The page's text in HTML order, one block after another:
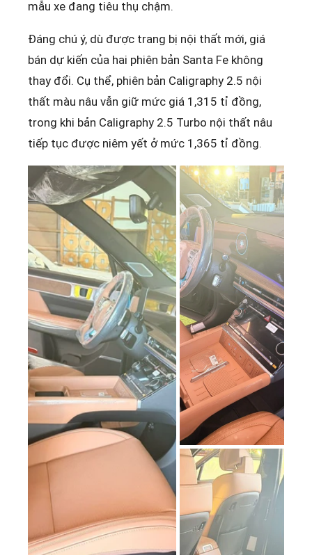
mẫu xe đang tiêu thụ chậm.
Đáng chú ý, dù được trang bị nội thất mới, giá
bán dự kiến của hai phiên bản Santa Fe không
thay đổi. Cụ thể, phiên bản Caligraphy 2.5 nội
thất màu nâu vẫn giữ mức giá 1,315 tỉ đồng,
trong khi bản Caligraphy 2.5 Turbo nội thất nâu
tiếp tục được niêm yết ở mức 1,365 tỉ đồng.